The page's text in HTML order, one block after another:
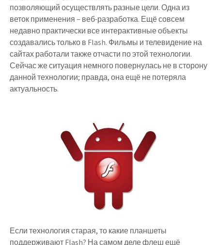
позволяющий осуществлять разные цели. Одна из
веток применения – веб-разработка. Ещё совсем
недавно практически все интерактивные объекты
создавались только в Flash. Фильмы и телевидение на
сайтах работали также отчасти по этой технологии.
Сейчас же ситуация немного повернулась не в сторону
данной технологии; правда, она ещё не потеряла
актуальность.
Если технология старая, то какие планшеты
поддерживают Flash? На самом деле флеш ещё